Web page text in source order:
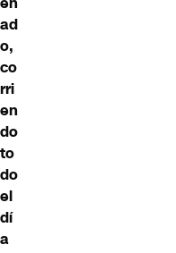
ad
o,
co
rri
en
do
to
do
el
dí
a